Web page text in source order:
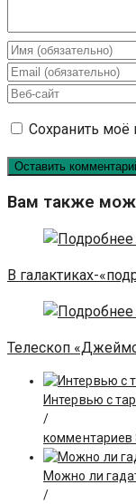
Введите
свое
имя
имя
пользователя,
чтобы
Введите
свой
адрес,
чтобы
Введите
вашего
веб-
сайта
(необязательно)
Сохранить моё
Вам также
В галактиках-
Телескоп
Интервью с
/
комментариев
Можно ли
/